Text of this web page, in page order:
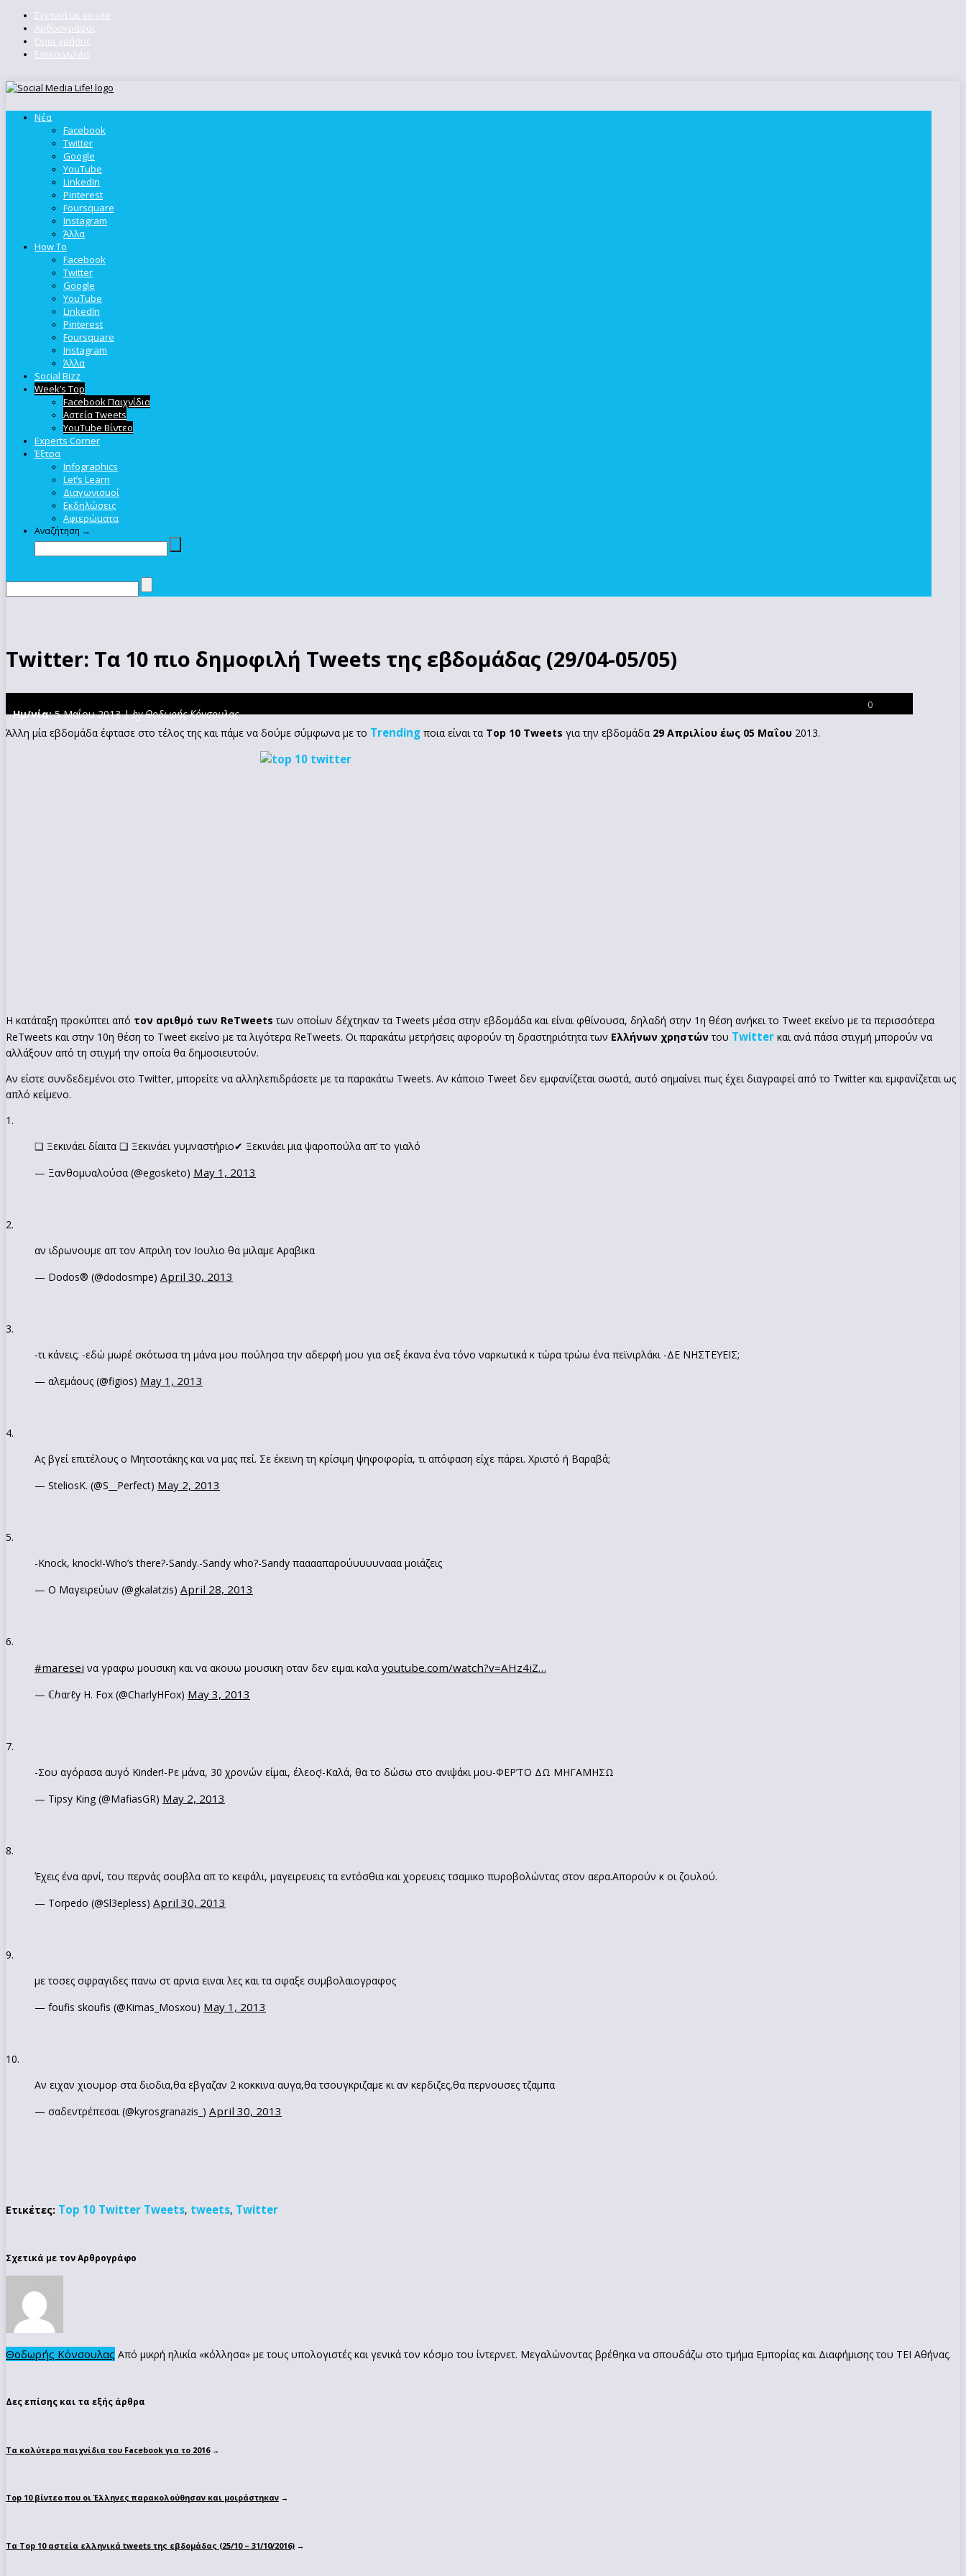
Σχετικά με το site
Αρθρογράφοι
Όροι χρήσης
Επικοινωνία
Νέα
Facebook
Twitter
Google
YouTube
LinkedIn
Pinterest
Foursquare
Instagram
Άλλα
How To
Facebook
Twitter
Google
YouTube
LinkedIn
Pinterest
Foursquare
Instagram
Άλλα
Social Bizz
Week’s Top
Facebook Παιχνίδια
Αστεία Tweets
YouTube Βίντεο
Experts Corner
Έξτρα
Infographics
Let’s Learn
Διαγωνισμοί
Εκδηλώσεις
Αφιερώματα
Αναζήτηση →
Twitter: Τα 10 πιο δημοφιλή Tweets της εβδομάδας (29/04-05/05)
Ημ/νία:5 Μαΐου 2013 |by Θοδωρής Κόνσουλας
0
Άλλη μία εβδομάδα έφτασε στο τέλος της και πάμε να δούμε σύμφωνα με το Trending ποια είναι τα Top 10 Tweets για την εβδομάδα 29 Απριλίου έως 05 Μαΐου 2013.
Η κατάταξη προκύπτει από τον αριθμό των ReTweets των οποίων δέχτηκαν τα Tweets μέσα στην εβδομάδα και είναι φθίνουσα, δηλαδή στην 1η θέση ανήκει το Tweet εκείνο με τα περισσότερα
ReTweets και στην 10η θέση το Tweet εκείνο με τα λιγότερα ReTweets. Οι παρακάτω μετρήσεις αφορούν τη δραστηριότητα των Ελλήνων χρηστών του Twitter και ανά πάσα στιγμή μπορούν να
αλλάξουν από τη στιγμή την οποία θα δημοσιευτούν.
Αν είστε συνδεδεμένοι στο Twitter, μπορείτε να αλληλεπιδράσετε με τα παρακάτω Tweets. Αν κάποιο Tweet δεν εμφανίζεται σωστά, αυτό σημαίνει πως έχει διαγραφεί από το Twitter και εμφανίζεται ως
απλό κείμενο.
1.
❑ Ξεκινάει δίαιτα ❑ Ξεκινάει γυμναστήριο✔ Ξεκινάει μια ψαροπούλα απ’ το γιαλό
— Ξανθομυαλούσα (@egosketo) May 1, 2013
2.
αν ιδρωνουμε απ τον Απριλη τον Ιουλιο θα μιλαμε Αραβικα
— Dodos® (@dodosmpe) April 30, 2013
3.
-τι κάνεις; -εδώ μωρέ σκότωσα τη μάνα μου πούλησα την αδερφή μου για σεξ έκανα ένα τόνο ναρκωτικά κ τώρα τρώω ένα πεϊνιρλάκι -ΔΕ ΝΗΣΤΕΥΕΙΣ;
— αλεμάους (@figios) May 1, 2013
4.
Ας βγεί επιτέλους ο Μητσοτάκης και να μας πεί. Σε έκεινη τη κρίσιμη ψηφοφορία, τι απόφαση είχε πάρει. Χριστό ή Βαραβά;
— SteliosK. (@S__Perfect) May 2, 2013
5.
-Knock, knock!-Who’s there?-Sandy.-Sandy who?-Sandy πααααπαρούυυυυνααα μοιάζεις
— Ο Μαγειρεύων (@gkalatzis) April 28, 2013
6.
#maresei να γραφω μουσικη και να ακουω μουσικη οταν δεν ειμαι καλα youtube.com/watch?v=AHz4iZ…
— ℂℎαrℓy H. Fox (@CharlyHFox) May 3, 2013
7.
-Σου αγόρασα αυγό Kinder!-Ρε μάνα, 30 χρονών είμαι, έλεος!-Καλά, θα το δώσω στο ανιψάκι μου-ΦΕΡ’ΤΟ ΔΩ ΜΗΓΑΜΗΣΩ
— Tipsy King (@MafiasGR) May 2, 2013
8.
Έχεις ένα αρνί, του περνάς σουβλα απ το κεφάλι, μαγειρευεις τα εντόσθια και χορευεις τσαμικο πυροβολώντας στον αερα.Απορούν κ οι ζουλού.
— Torpedo (@Sl3epless) April 30, 2013
9.
με τοσες σφραγιδες πανω στ αρνια ειναι λες και τα σφαξε συμβολαιογραφος
— foufis skoufis (@Kimas_Mosxou) May 1, 2013
10.
Αν ειχαν χιουμορ στα διοδια,θα εβγαζαν 2 κοκκινα αυγα,θα τσουγκριζαμε κι αν κερδιζες,θα περνουσες τζαμπα
— σαδεντρέπεσαι (@kyrosgranazis_) April 30, 2013
Ετικέτες: Top 10 Twitter Tweets, tweets, Twitter
Σχετικά με τον Αρθρογράφο
Θοδωρής Κόνσουλας Από μικρή ηλικία «κόλλησα» με τους υπολογιστές και γενικά τον κόσμο του ίντερνετ. Μεγαλώνοντας βρέθηκα να σπουδάζω στο τμήμα Εμπορίας και Διαφήμισης του ΤΕΙ Αθήνας.
Δες επίσης και τα εξής άρθρα
Τα καλύτερα παιχνίδια του Facebook για το 2016→
Top 10 βίντεο που οι Έλληνες παρακολούθησαν και μοιράστηκαν →
Τα Top 10 αστεία ελληνικά tweets της εβδομάδας (25/10 – 31/10/2016) →